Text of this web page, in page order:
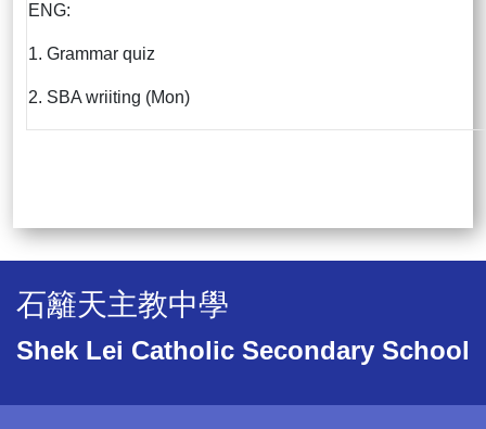
ENG:
1. Grammar quiz
2. SBA wriiting (Mon)
石籬天主教中學
Shek Lei Catholic Secondary School